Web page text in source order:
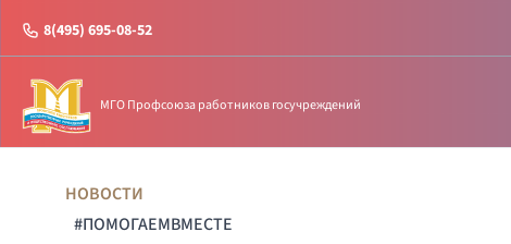
8(495) 695-08-52
МГО Профсоюза работников госучреждений
НОВОСТИ
#ПОМОГАЕМВМЕСТЕ